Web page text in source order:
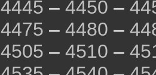
4445 – 4450 –
4475 – 4480 –
4505 – 4510 –